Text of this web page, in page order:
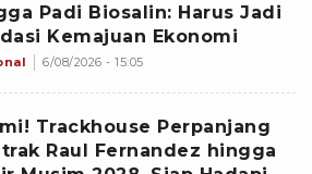
Padi Biosalin: Harus Jadi
Kemajuan Ekonomi
6/08/2026 - 15:05
Trackhouse Perpanjang
Raul Fernandez hingga